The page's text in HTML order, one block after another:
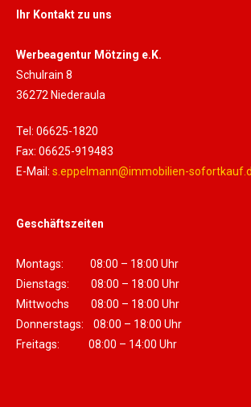
Ihr Kontakt zu uns
Werbeagentur Mötzing e.K.
Schulrain 8
36272 Niederaula
Tel: 06625-1820
Fax: 06625-919483
E-Mail: s.eppelmann@immobilien-
Geschäftszeiten
Montags: 08:00 – 18:00 Uhr
Dienstags: 08:00 – 18:00 Uhr
Mittwochs 08:00 – 18:00 Uhr
Donnerstags: 08:00 – 18:00 Uhr
Freitags: 08:00 – 14:00 Uhr